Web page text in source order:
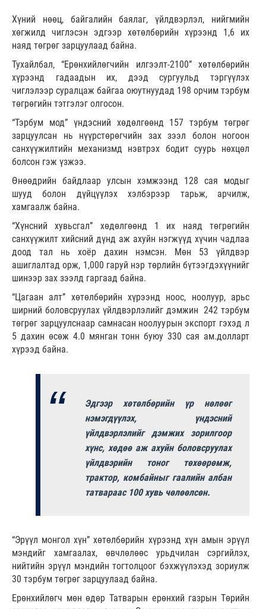
Хүний нөөц, байгалийн баялаг, үйлдвэрлэл, нийгмийн
хөгжилд чиглэсэн эдгээр хөтөлбөрийн хүрээнд 1,6 их
наяд төгрөг зарцуулаад байна.
Тухайлбал, “Ерөнхийлөгчийн илгээлт-2100” хөтөлбөрийн
хүрээнд гадаадын их, дээд сургуульд тэргүүлэх
чиглэлээр суралцаж байгаа оюутнуудад 198 орчим тэрбум
төгрөгийн тэтгэлэг олгосон.
“Тэрбум мод” үндэсний хөдөлгөөнд 157 тэрбум төгрөг
зарцуулсан нь нүүрстөрөгчийн зах зээл болон ногоон
санхүүжилтийн механизмд нэвтрэх бодит суурь нөхцөл
болсон гэж үзжээ.
Өнөөдрийн байдлаар улсын хэмжээнд 128 сая модыг
шууд болон дүйцүүлэх хэлбэрээр тарьж, арчилж,
хамгаалж байна.
“Хүнсний хувьсгал” хөдөлгөөнд 1 их наяд төгрөгийн
санхүүжилт хийсний дүнд аж ахуйн нэгжүүд хүчин чадлаа
доод тал нь хоёр дахин нэмсэн. Мөн 53 үйлдвэр
ашиглалтад орж, 1,000 гаруй нэр төрлийн бүтээгдэхүүнийг
шинээр зах зээлд гаргаад байна.
“Цагаан алт” хөтөлбөрийн хүрээнд ноос, ноолуур, арьс
ширний боловсруулах үйлдвэрлэлийг дэмжин 242 тэрбум
төгрөг зарцуулснаар самнасан ноолуурын экспорт гэхэд л
5 дахин өсөж 4.0 мянган тонн буюу 330 сая ам.долларт
хүрээд байна.
Эдгээр хөтөлбөрийн үр нөлөөг
нэмэгдүүлэх, үндэсний
үйлдвэрлэлийг дэмжих зорилгоор
хүнс, хөдөө аж ахуйн боловсруулах
үйлдвэрийн тоног төхөөрөмж,
трактор, комбайныг гаалийн албан
татвараас 100 хувь чөлөөлсөн.
“Эрүүл монгол хүн” хөтөлбөрийн хүрээнд хүн амын эрүүл
мэндийг хамгаалах, өвчлөлөөс урьдчилан сэргийлэх,
нийтийн эрүүл мэндийн тогтолцоог бэхжүүлэхэд зориулж
30 тэрбум төгрөг зарцуулаад байна.
Ерөнхийлөгч мөн өдөр Татварын ерөнхий газрын Төрийн